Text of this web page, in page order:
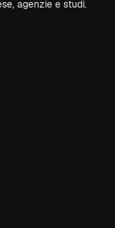
agenzie e studi.